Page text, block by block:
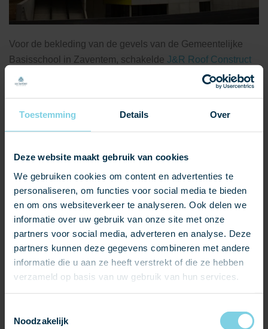
Toestemming Details Over
Deze website maakt gebruik van cookies
We gebruiken cookies om content en advertenties te
personaliseren, om functies voor social media te bieden
en om ons websiteverkeer te analyseren. Ook delen we
informatie over uw gebruik van onze site met onze
partners voor social media, adverteren en analyse. Deze
partners kunnen deze gegevens combineren met andere
informatie die u aan ze heeft verstrekt of die ze hebben
verzameld op basis van uw gebruik van hun services.
Noodzakelijk
Voor de bekleding van de gevels van de Gemeentelijke
Basisschool in Zaventem, schakelde J&R Roof Construct
BVBA
natuurleien van
Soort project:
Toepassing:
Natuurleien gevelbekleding
Provincie:
Vlaams-Brabant, België
Dekkingswijze: